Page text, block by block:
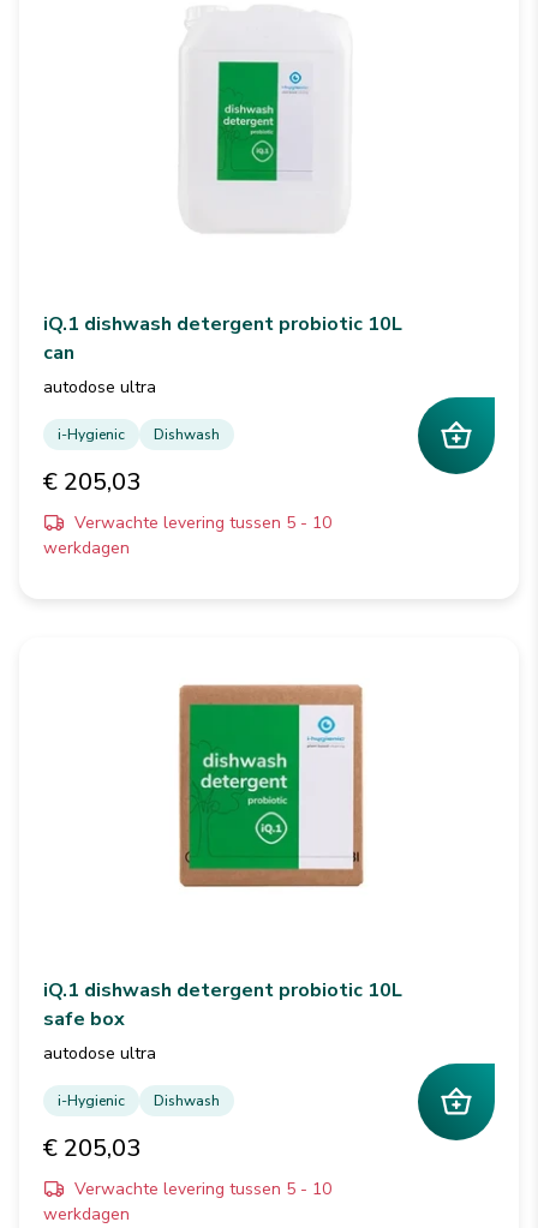
iQ.1 dishwash detergent probiotic 10L
can
autodose ultra
i-Hygienic Dishwash
€ 205,03
Verwachte levering tussen 5 - 10
werkdagen
iQ.1 dishwash detergent probiotic 10L
safe box
autodose ultra
i-Hygienic Dishwash
€ 205,03
Verwachte levering tussen 5 - 10
werkdagen